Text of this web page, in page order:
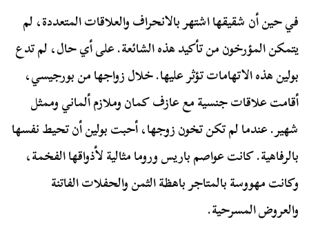
في حين أن شقيقها اشتهر بالانحراف والعلاقات المتعددة، لم
يتمكن المؤرخون من تأكيد هذه الشائعة. على أي حال، لم تدع
بولين هذه الاتهامات تؤثر عليها. خلال زواجها من بورجيسي،
أقامت علاقات جنسية مع عازف كمان وملازم ألماني وممثل
شهير. عندما لم تكن تخون زوجها، أحبت بولين أن تحيط نفسها
بالرفاهية. كانت عواصم باريس وروما مثالية لأذواقها الفخمة،
وكانت مهووسة بالمتاجر باهظة الثمن والحفلات الفاتنة
والعروض المسرحية.